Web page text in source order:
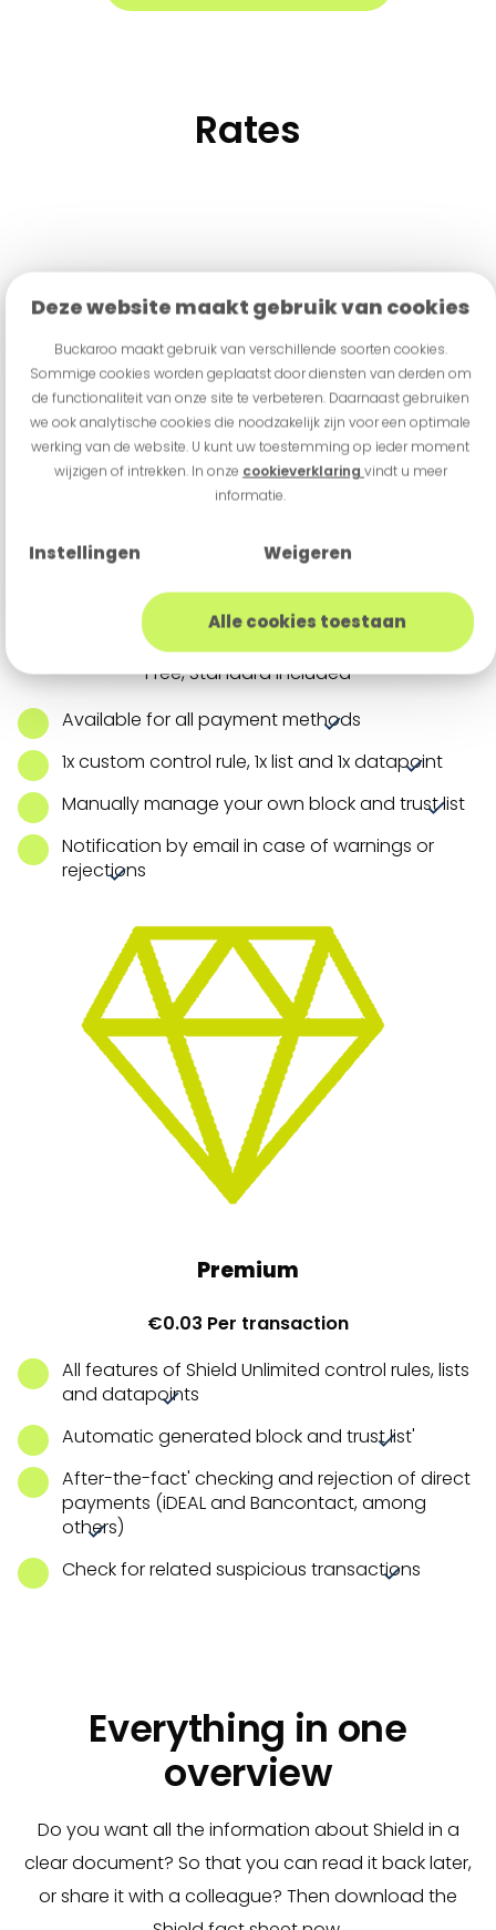
Deze website maakt gebruik van cookies
Buckaroo maakt gebruik van verschillende soorten cookies.
Sommige cookies worden geplaatst door diensten van derden om
de functionaliteit van onze site te verbeteren. Daarnaast gebruiken
we ook analytische cookies die noodzakelijk zijn voor een optimale
werking van de website. U kunt uw toestemming op ieder moment
wijzigen of intrekken. In onze cookieverklaring vindt u meer
informatie.
Instellingen Weigeren
Alle cookies toestaan
Rates
Shield
Free, Standard included
Available for all payment methods
1x custom control rule, 1x list and 1x datapoint
Manually manage your own block and trust list
Notification by email in case of warnings or
rejections
Premium
€0.03 Per transaction
All features of Shield Unlimited control rules, lists
and datapoints
Automatic generated block and trust list'
After-the-fact' checking and rejection of direct
payments (iDEAL and Bancontact, among
others)
Check for related suspicious transactions
Everything in one
overview
Do you want all the information about Shield in a
clear document? So that you can read it back later,
or share it with a colleague? Then download the